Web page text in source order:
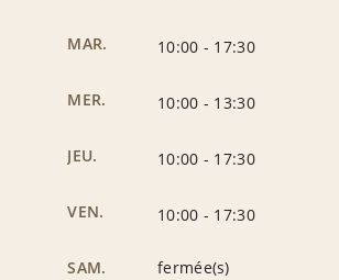
MAR. 10:00 - 17:30
MER. 10:00 - 13:30
JEU. 10:00 - 17:30
VEN. 10:00 - 17:30
SAM. fermée(s)